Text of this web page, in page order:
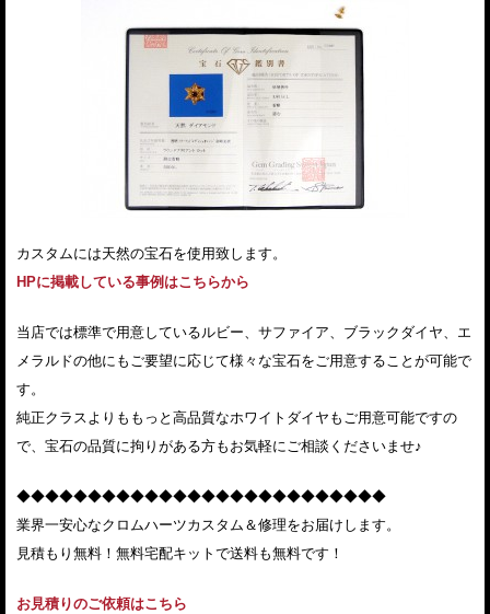
カスタムには天然の宝石を使用致します。
HPに掲載している事例はこちらから
当店では標準で用意しているルビー、サファイア、ブラックダイヤ、エ
メラルドの他にもご要望に応じて様々な宝石をご用意することが可能で
す。
純正クラスよりももっと高品質なホワイトダイヤもご用意可能ですの
で、宝石の品質に拘りがある方もお気軽にご相談くださいませ♪
◆◆◆◆◆◆◆◆◆◆◆◆◆◆◆◆◆◆◆◆◆◆◆◆◆◆
業界一安心なクロムハーツカスタム＆修理をお届けします。
見積もり無料！無料宅配キットで送料も無料です！
お見積りのご依頼はこちら